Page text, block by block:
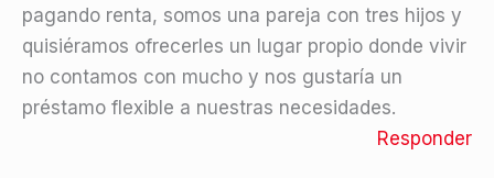
pagando renta, somos una pareja con tres hijos y
quisiéramos ofrecerles un lugar propio donde vivir
no contamos con mucho y nos gustaría un
préstamo flexible a nuestras necesidades.
Responder